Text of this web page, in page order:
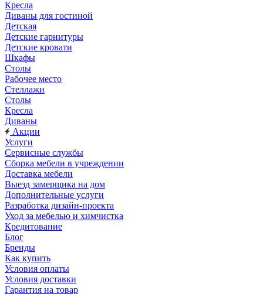
Кресла
Диваны для гостиной
Детская
Детские гарнитуры
Детские кровати
Шкафы
Столы
Рабочее место
Стеллажи
Столы
Кресла
Диваны
Акции
Услуги
Сервисные службы
Сборка мебели в учреждении
Доставка мебели
Выезд замерщика на дом
Дополнительные услуги
Разработка дизайн-проекта
Уход за мебелью и химчистка
Кредитование
Блог
Бренды
Как купить
Условия оплаты
Условия доставки
Гарантия на товар